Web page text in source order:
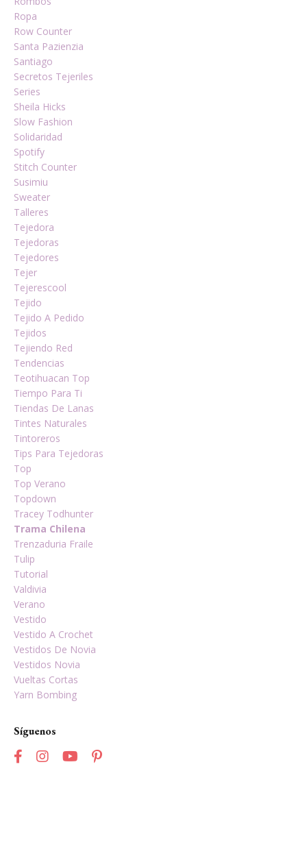
Ropa
Row Counter
Santa Pazienzia
Santiago
Secretos Tejeriles
Series
Sheila Hicks
Slow Fashion
Solidaridad
Spotify
Stitch Counter
Susimiu
Sweater
Talleres
Tejedora
Tejedoras
Tejedores
Tejer
Tejerescool
Tejido
Tejido A Pedido
Tejidos
Tejiendo Red
Tendencias
Teotihuacan Top
Tiempo Para Ti
Tiendas De Lanas
Tintes Naturales
Tintoreros
Tips Para Tejedoras
Top
Top Verano
Topdown
Tracey Todhunter
Trama Chilena
Trenzaduria Fraile
Tulip
Tutorial
Valdivia
Verano
Vestido
Vestido A Crochet
Vestidos De Novia
Vestidos Novia
Vueltas Cortas
Yarn Bombing
Síguenos